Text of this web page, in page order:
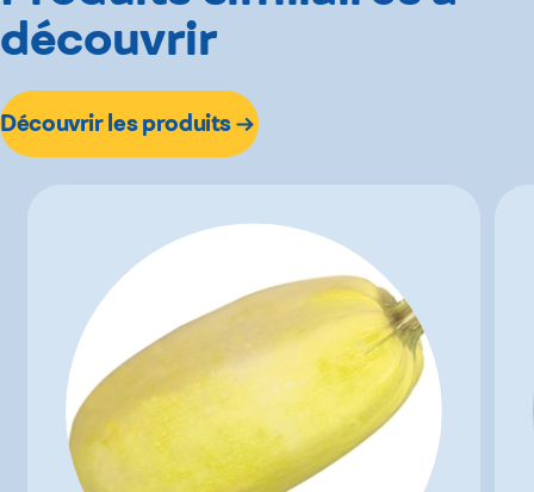
découvrir
Découvrir les produits